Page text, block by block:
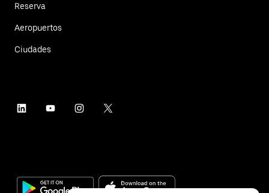
Reserva
Aeropuertos
Ciudades